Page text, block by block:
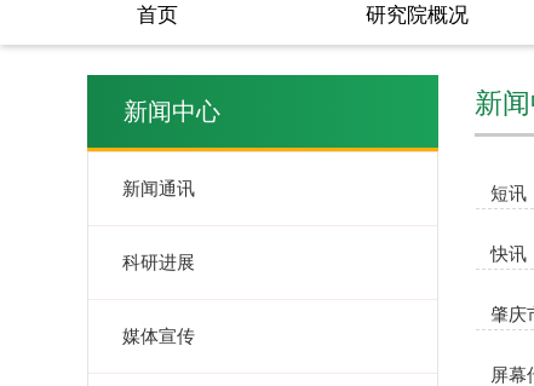
首页 研究院概况
新闻中心
新闻通讯
科研进展
媒体宣传
新
短讯
快讯
肇庆
屏幕